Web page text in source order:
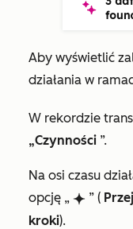
Aby wyświetlić
działania w
W rekordzie
„Czynności ”.
Na osi czasu
opcję „ breezeSingleStar ” (
kroki).